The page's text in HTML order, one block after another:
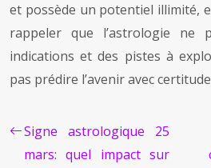
et possède un potentiel illimité,
rappeler que l’astrologie ne
indications et des pistes à
pas prédire l’avenir avec
Signe astrologique 25
mars: quel impact sur